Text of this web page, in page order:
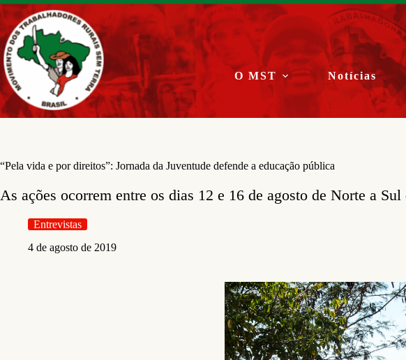
Pular
para
o
conteúdo
O MST Notícias
“Pela vida e por direitos”: Jornada da Juventude defende a educação pública
As ações ocorrem entre os dias 12 e 16 de agosto de Norte a Sul
Entrevistas
4 de agosto de 2019